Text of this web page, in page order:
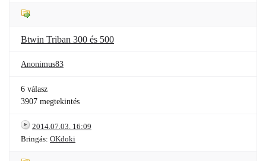
Btwin Triban 300 és 500
Anonimus83
6 válasz
3907 megtekintés
2014.07.03. 16:09
Bringás: OKdoki